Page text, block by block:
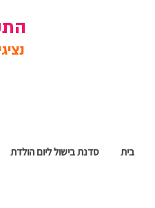
בית סדנת בישול ליום הולדת